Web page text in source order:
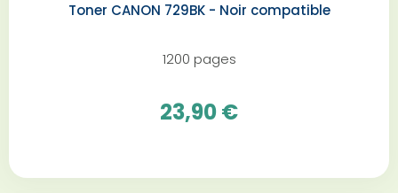
Toner CANON 729BK - Noir compatible
1200 pages
23,90 €